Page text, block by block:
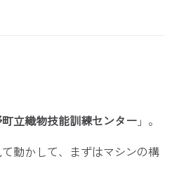
立織物技能訓練センター 」。
動かして、まずはマシンの構